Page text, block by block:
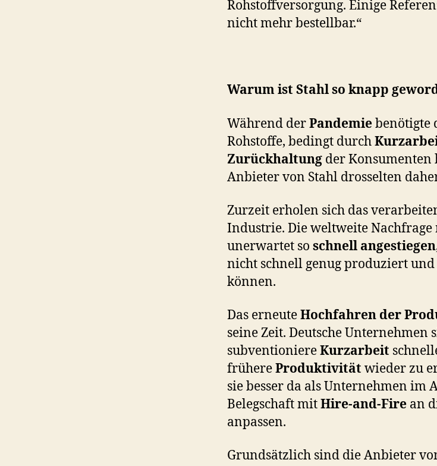
Rohstoffversorgung. Einige
nicht mehr bestellbar.“
Warum ist Stahl so knapp
Während derPandemiebenötigte
Rohstoffe, bedingt durch
Zurückhaltung der Konsumenten
Anbieter von Stahl drosselten
Zurzeit erholen sich das
Industrie. Die weltweite Nachfrage
unerwartet so schnell angestiegen
nicht schnell genug produziert
können.
Das erneuteHochfahren der
seine Zeit. Deutsche
subventioniereKurzarbeit
frühereProduktivität wieder zu
sie besser da als Unternehmen im
Belegschaft mitHire-and-Fire an
anpassen.
Grundsätzlich sind die Anbieter